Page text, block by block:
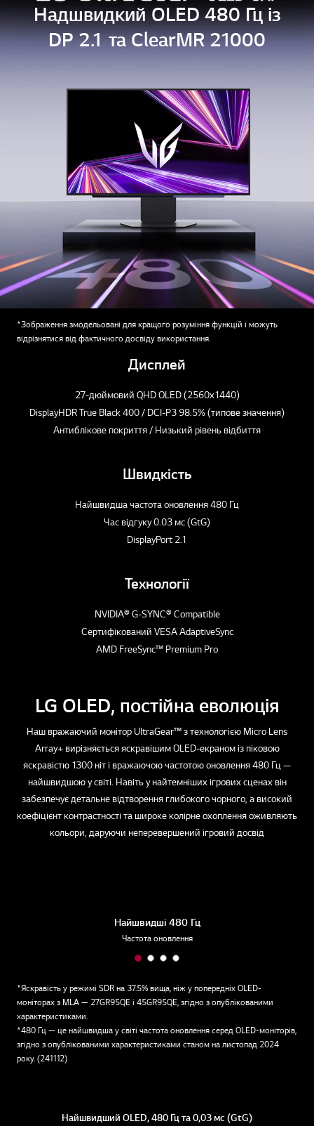
Надшвидкий OLED 480 Гц із
DP 2.1 та ClearMR 21000
*Зображення змодельовані для кращого розуміння функцій і можуть
відрізнятися від фактичного досвіду використання.
Дисплей
27-дюймовий QHD OLED (2560x1440)
DisplayHDR True Black 400 / DCI-P3 98.5% (типове значення)
Антиблікове покриття / Низький рівень відбиття
Швидкість
Найшвидша частота оновлення 480 Гц
Час відгуку 0.03 мс (GtG)
DisplayPort 2.1
Технології
NVIDIA® G-SYNC® Compatible
Сертифікований VESA AdaptiveSync
AMD FreeSync™ Premium Pro
LG OLED, постійна еволюція
Наш вражаючий монітор UltraGear™ з технологією Micro Lens
Array+ вирізняється яскравішим OLED-екраном із піковою
яскравістю 1300 ніт і вражаючою частотою оновлення 480 Гц —
найшвидшою у світі. Навіть у найтемніших ігрових сценах він
забезпечує детальне відтворення глибокого чорного, а високий
коефіцієнт контрастності та широке колірне охоплення оживляють
кольори, даруючи неперевершений ігровий досвід
Найшвидші 480 Гц
Частота оновлення
*Яскравість у режимі SDR на 37.5% вища, ніж у попередніх OLED-
моніторах з MLA — 27GR95QE і 45GR95QE, згідно з опублікованими
характеристиками.
*480 Гц — це найшвидша у світі частота оновлення серед OLED-моніторів,
згідно з опублікованими характеристиками станом на листопад 2024
року. (241112)
Найшвидший OLED, 480 Гц та 0,03 мс (GtG)